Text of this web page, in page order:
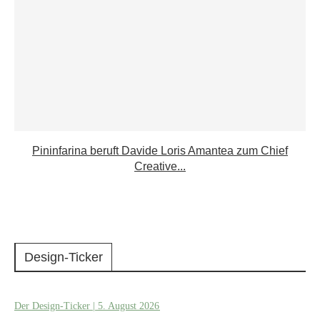
Pininfarina beruft Davide Loris Amantea zum Chief
Creative...
Design-Ticker
Der Design-Ticker | 5. August 2026